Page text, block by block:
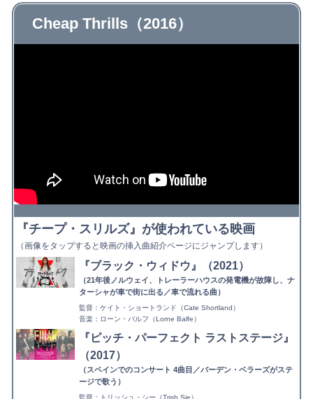
Cheap Thrills（2016）
『チープ・スリルズ』が使われている映画
（画像をタップすると映画の挿入曲紹介ページにジャンプします）
『ブラック・ウィドウ』（2021）
（21年後ノルウェイ、トレーラーハウスの発電機が故障し、ナ
ターシャが車で街に出る／車で流れる曲）
監督：ケイト・ショートランド（Cate Shortland）
音楽：ローン・バルフ（Lorne Balfe）
『ピッチ・パーフェクト ラストステージ』
（2017）
（スペインでのコンサート 4曲目／バーデン・ベラーズがステ
ージで歌う）
監督：トリッシュ・シー（Trish Sie）